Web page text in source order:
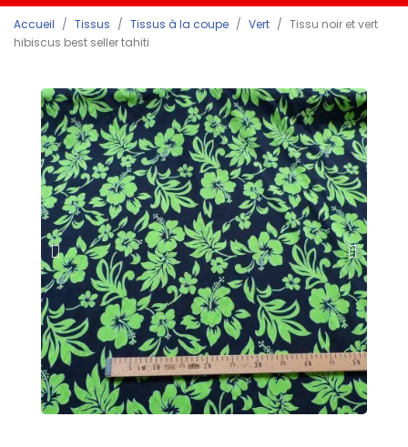
Accueil Tissus Tissus à la coupe Vert
Tissu noir et vert
hibiscus best seller tahiti